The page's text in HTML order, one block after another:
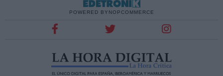
POWERED BY NOPCOMMERCE